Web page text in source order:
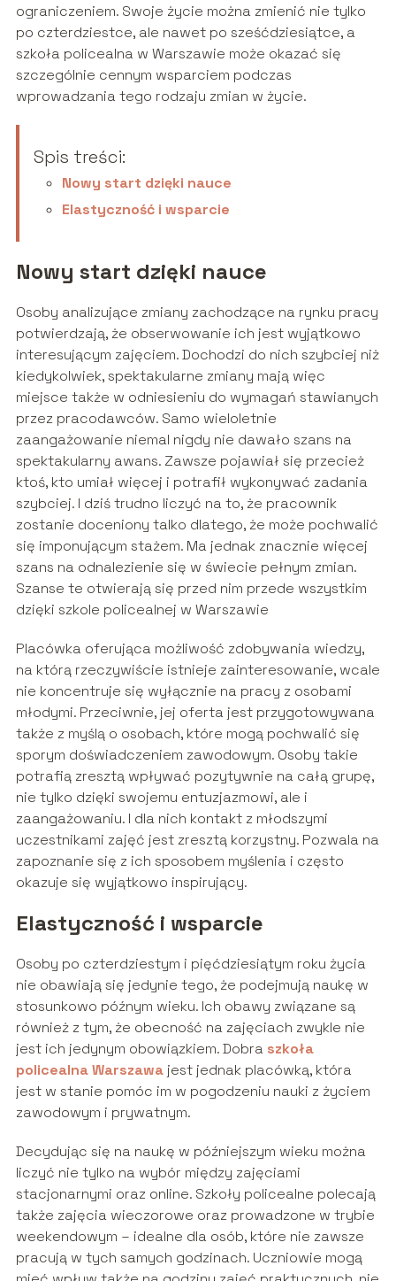
ograniczeniem. Swoje życie można zmienić nie tylko
po czterdziestce, ale nawet po sześćdziesiątce, a
szkoła policealna w Warszawie może okazać się
szczególnie cennym wsparciem podczas
wprowadzania tego rodzaju zmian w życie.
Spis treści:
Nowy start dzięki nauce
Elastyczność i wsparcie
Nowy start dzięki nauce
Osoby analizujące zmiany zachodzące na rynku pracy
potwierdzają, że obserwowanie ich jest wyjątkowo
interesującym zajęciem. Dochodzi do nich szybciej niż
kiedykolwiek, spektakularne zmiany mają więc
miejsce także w odniesieniu do wymagań stawianych
przez pracodawców. Samo wieloletnie
zaangażowanie niemal nigdy nie dawało szans na
spektakularny awans. Zawsze pojawiał się przecież
ktoś, kto umiał więcej i potrafił wykonywać zadania
szybciej. I dziś trudno liczyć na to, że pracownik
zostanie doceniony talko dlatego, że może pochwalić
się imponującym stażem. Ma jednak znacznie więcej
szans na odnalezienie się w świecie pełnym zmian.
Szanse te otwierają się przed nim przede wszystkim
dzięki szkole policealnej w Warszawie
Placówka oferująca możliwość zdobywania wiedzy,
na którą rzeczywiście istnieje zainteresowanie, wcale
nie koncentruje się wyłącznie na pracy z osobami
młodymi. Przeciwnie, jej oferta jest przygotowywana
także z myślą o osobach, które mogą pochwalić się
sporym doświadczeniem zawodowym. Osoby takie
potrafią zresztą wpływać pozytywnie na całą grupę,
nie tylko dzięki swojemu entuzjazmowi, ale i
zaangażowaniu. I dla nich kontakt z młodszymi
uczestnikami zajęć jest zresztą korzystny. Pozwala na
zapoznanie się z ich sposobem myślenia i często
okazuje się wyjątkowo inspirujący.
Elastyczność i wsparcie
Osoby po czterdziestym i pięćdziesiątym roku życia
nie obawiają się jedynie tego, że podejmują naukę w
stosunkowo późnym wieku. Ich obawy związane są
również z tym, że obecność na zajęciach zwykle nie
jest ich jedynym obowiązkiem. Dobra szkoła
policealna Warszawajest jednak placówką, która
jest w stanie pomóc im w pogodzeniu nauki z życiem
zawodowym i prywatnym.
Decydując się na naukę w późniejszym wieku można
liczyć nie tylko na wybór między zajęciami
stacjonarnymi oraz online. Szkoły policealne polecają
także zajęcia wieczorowe oraz prowadzone w trybie
weekendowym – idealne dla osób, które nie zawsze
pracują w tych samych godzinach. Uczniowie mogą